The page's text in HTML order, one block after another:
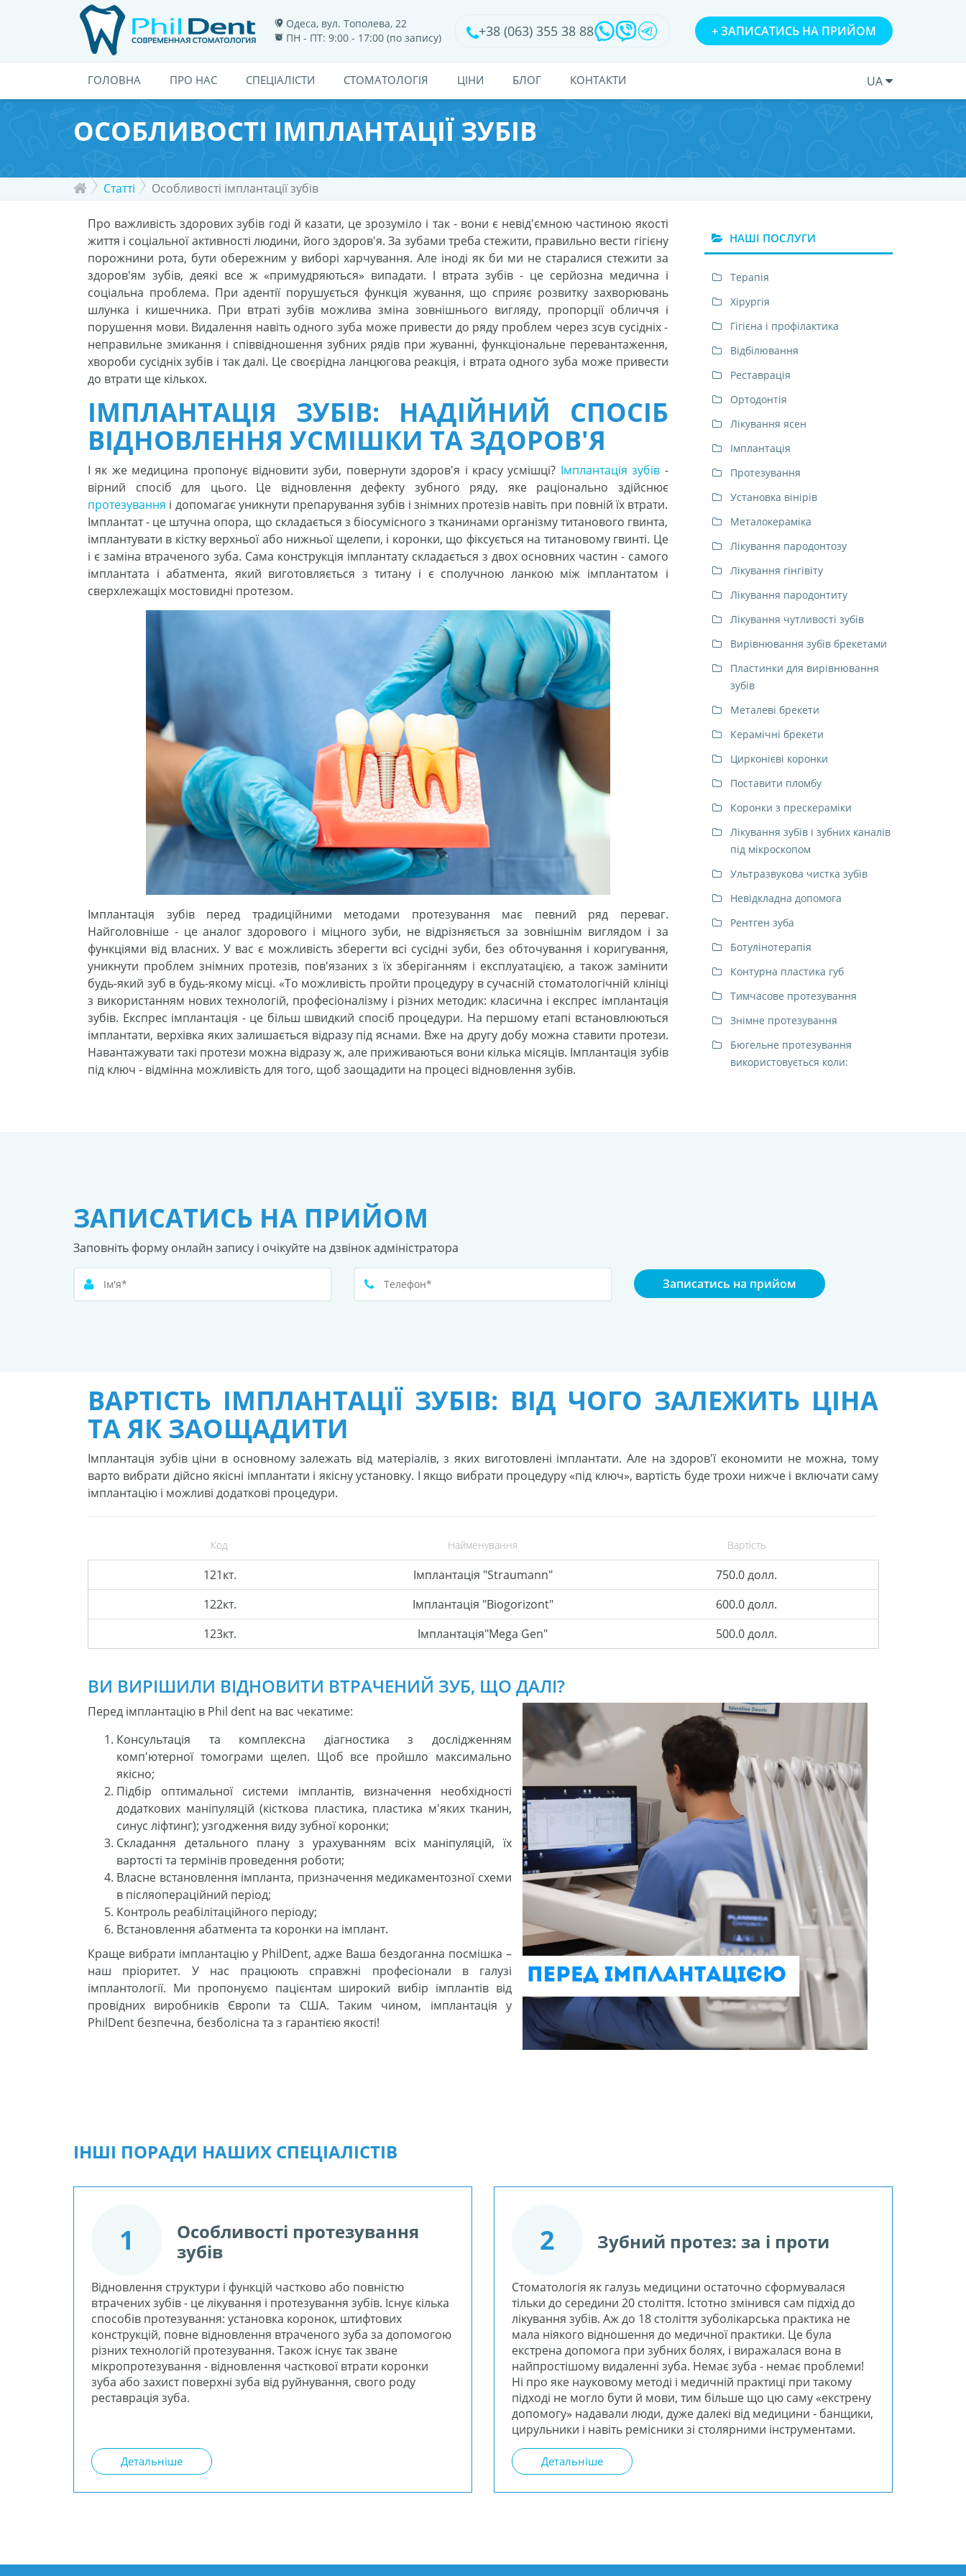
Одеса, вул. Тополева, 22
ПН - ПТ: 9:00 - 17:00 (по запису)
+38 (063) 355 38 88 +ЗАПИСАТИСЬ НА ПРИЙОМ
ГОЛОВНА ПРО НАС СПЕЦІАЛІСТИ CТОМАТОЛОГІЯ ЦІНИ БЛОГ КОНТАКТИ UA
ОСОБЛИВОСТІ ІМПЛАНТАЦІЇ ЗУБІВ
Статті Особливості імплантації зубів
Про важливість здорових зубів годі й казати, це зрозуміло і так - вони є невід'ємною частиною якості
життя і соціальної активності людини, його здоров'я. За зубами треба стежити, правильно вести гігієну
порожнини рота, бути обережним у виборі харчування. Але іноді як би ми не старалися стежити за
здоров'ям зубів, деякі все ж «примудряються» випадати. І втрата зубів - це серйозна медична і
соціальна проблема. При адентії порушується функція жування, що сприяє розвитку захворювань
шлунка і кишечника. При втраті зубів можлива зміна зовнішнього вигляду, пропорції обличчя і
порушення мови. Видалення навіть одного зуба може привести до ряду проблем через зсув сусідніх -
неправильне змикання і співвідношення зубних рядів при жуванні, функціональне перевантаження,
хвороби сусідніх зубів і так далі. Це своєрідна ланцюгова реакція, і втрата одного зуба може привести
до втрати ще кількох.
ІМПЛАНТАЦІЯ ЗУБІВ: НАДІЙНИЙ СПОСІБ
ВІДНОВЛЕННЯ УСМІШКИ ТА ЗДОРОВ'Я
І як же медицина пропонує відновити зуби, повернути здоров'я і красу усмішці? Імплантація зубів -
вірний спосіб для цього. Це відновлення дефекту зубного ряду, яке раціонально здійснює
протезування і допомагає уникнути препарування зубів і знімних протезів навіть при повній їх втрати.
Імплантат - це штучна опора, що складається з біосумісного з тканинами організму титанового гвинта,
імплантувати в кістку верхньої або нижньої щелепи, і коронки, що фіксується на титановому гвинті. Це
і є заміна втраченого зуба. Сама конструкція імплантату складається з двох основних частин - самого
імплантата і абатмента, який виготовляється з титану і є сполучною ланкою між імплантатом і
сверхлежащіх мостовидні протезом.
Імплантація зубів перед традиційними методами протезування має певний ряд переваг.
Найголовніше - це аналог здорового і міцного зуби, не відрізняється за зовнішнім виглядом і за
функціями від власних. У вас є можливість зберегти всі сусідні зуби, без обточування і коригування,
уникнути проблем знімних протезів, пов'язаних з їх зберіганням і експлуатацією, а також замінити
будь-який зуб в будь-якому місці. «То можливість пройти процедуру в сучасній стоматологічній клініці
з використанням нових технологій, професіоналізму і різних методик: класична і експрес імплантація
зубів. Експрес імплантація - це більш швидкий спосіб процедури. На першому етапі встановлюються
імплантати, верхівка яких залишається відразу під яснами. Вже на другу добу можна ставити протези.
Навантажувати такі протези можна відразу ж, але приживаються вони кілька місяців. Імплантація зубів
під ключ - відмінна можливість для того, щоб заощадити на процесі відновлення зубів.
НАШІ ПОСЛУГИ
Терапія
Хірургія
Гігієна і профілактика
Відбілювання
Реставрація
Ортодонтія
Лікування ясен
Імплантація
Протезування
Установка вінірів
Металокераміка
Лікування пародонтозу
Лікування гінгівіту
Лікування пародонтиту
Лікування чутливості зубів
Вирівнювання зубів брекетами
Пластинки для вирівнювання
зубів
Металеві брекети
Керамічні брекети
Цирконієві коронки
Поставити пломбу
Коронки з прескераміки
Лікування зубів і зубних каналів
під мікроскопом
Ультразвукова чистка зубів
Невідкладна допомога
Рентген зуба
Ботулінотерапія
Контурна пластика губ
Тимчасове протезування
Знімне протезування
Бюгельне протезування
використовується коли:
ЗАПИСАТИСЬ НА ПРИЙОМ
Заповніть форму онлайн запису і очікуйте на дзвінок адміністратора
Записатись на прийом
ВАРТІСТЬ ІМПЛАНТАЦІЇ ЗУБІВ: ВІД ЧОГО ЗАЛЕЖИТЬ ЦІНА
ТА ЯК ЗАОЩАДИТИ
Імплантація зубів ціни в основному залежать від матеріалів, з яких виготовлені імплантати. Але на здоров'ї економити не можна, тому
варто вибрати дійсно якісні імплантати і якісну установку. І якщо вибрати процедуру «під ключ», вартість буде трохи нижче і включати саму
імплантацію і можливі додаткові процедури.
Код Найменування Вартість
121кт. Імплантація "Straumann"
750.0 долл.
122кт.
Імплантація "Biogorizont"
600.0 долл.
123кт.
Імплантація"Mega Gen" 500.0 долл.
ВИ ВИРІШИЛИ ВІДНОВИТИ ВТРАЧЕНИЙ ЗУБ, ЩО ДАЛІ?
Перед імплантацію в Phil dent на вас чекатиме:
Консультація та комплексна діагностика з дослідженням
комп'ютерної томограми щелеп. Щоб все пройшло максимально
якісно;
Підбір оптимальної системи імплантів, визначення необхідності
додаткових маніпуляцій (кісткова пластика, пластика м'яких тканин,
синус ліфтинг); узгодження виду зубної коронки;
Складання детального плану з урахуванням всіх маніпуляцій, їх
вартості та термінів проведення роботи;
Власне встановлення імпланта, призначення медикаментозної схеми
в післяопераційний період;
Контроль реабілітаційного періоду;
Встановлення абатмента та коронки на імплант.
Краще вибрати імплантацію у PhilDent, адже Ваша бездоганна посмішка –
наш пріоритет. У нас працюють справжні професіонали в галузі
імплантології. Ми пропонуємо пацієнтам широкий вибір імплантів від
провідних виробників Європи та США. Таким чином, імплантація у
PhilDent безпечна, безболісна та з гарантією якості!
ІНШІ ПОРАДИ НАШИХ СПЕЦІАЛІСТІВ
1
Особливості протезування
зубів
Відновлення структури і функцій частково або повністю
втрачених зубів - це лікування і протезування зубів. Існує кілька
способів протезування: установка коронок, штифтових
конструкцій, повне відновлення втраченого зуба за допомогою
різних технологій протезування. Також існує так зване
мікропротезування - відновлення часткової втрати коронки
зуба або захист поверхні зуба від руйнування, свого роду
реставрація зуба.
Детальніше
2 Зубний протез: за і проти
Стоматологія як галузь медицини остаточно сформувалася
тільки до середини 20 століття. Істотно змінився сам підхід до
лікування зубів. Аж до 18 століття зуболікарська практика не
мала ніякого відношення до медичної практики. Це була
екстрена допомога при зубних болях, і виражалася вона в
найпростішому видаленні зуба. Немає зуба - немає проблеми!
Ні про яке науковому методі і медичній практиці при такому
підході не могло бути й мови, тим більше що цю саму «екстрену
допомогу» надавали люди, дуже далекі від медицини - банщики,
цирульники і навіть ремісники зі столярними інструментами.
Детальніше